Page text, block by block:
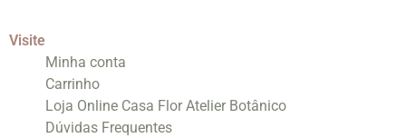
Visite
Minha conta
Carrinho
Loja Online Casa Flor Atelier Botânico
Dúvidas Frequentes